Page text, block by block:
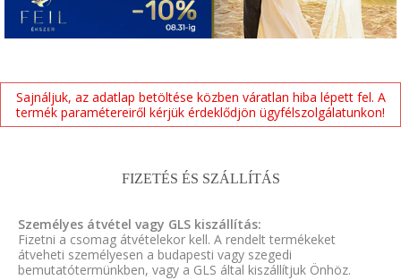
Sajnáljuk, az adatlap betöltése közben váratlan hiba lépett fel. A
termék paramétereiről kérjük érdeklődjön ügyfélszolgálatunkon!
FIZETÉS ÉS SZÁLLÍTÁS
Személyes átvétel vagy GLS kiszállítás:
Fizetni a csomag átvételekor kell. A rendelt termékeket
átveheti személyesen a budapesti vagy szegedi
bemutatótermünkben, vagy a GLS által kiszállítjuk Önhöz.